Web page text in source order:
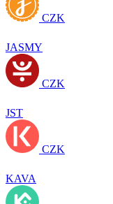
CZK
JASMY
CZK
JST
CZK
KAVA